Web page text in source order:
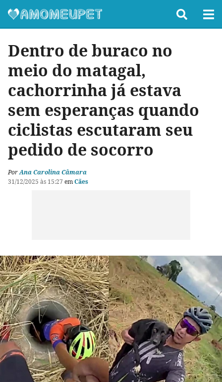
Dentro de buraco no
meio do matagal,
cachorrinha já estava
sem esperanças quando
ciclistas escutaram seu
pedido de socorro
PorAna Carolina Câmara
31/12/2025 às 15:27 emCães